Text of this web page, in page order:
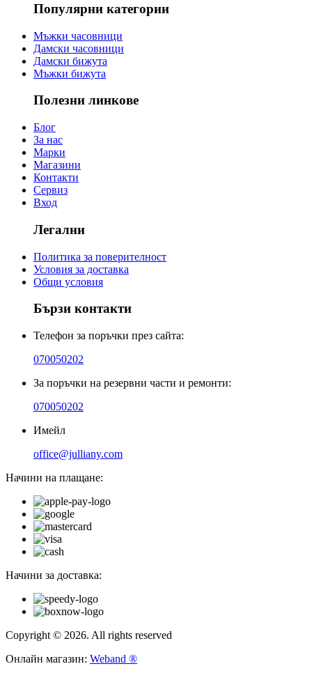
Популярни категории
Мъжки часовници
Дамски часовници
Дамски бижута
Мъжки бижута
Полезни линкове
Блог
За нас
Марки
Магазини
Контакти
Сервиз
Вход
Легални
Политика за поверителност
Условия за доставка
Общи условия
Бързи контакти
Телефон за поръчки през сайта:
070050202
За поръчки на резервни части и ремонти:
070050202
Имейл
office@julliany.com
Начини на плащане:
Начини за доставка:
Copyright © 2026. All rights reserved
Онлайн магазин: Weband ®